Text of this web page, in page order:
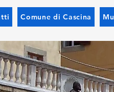
Comune di Cascina